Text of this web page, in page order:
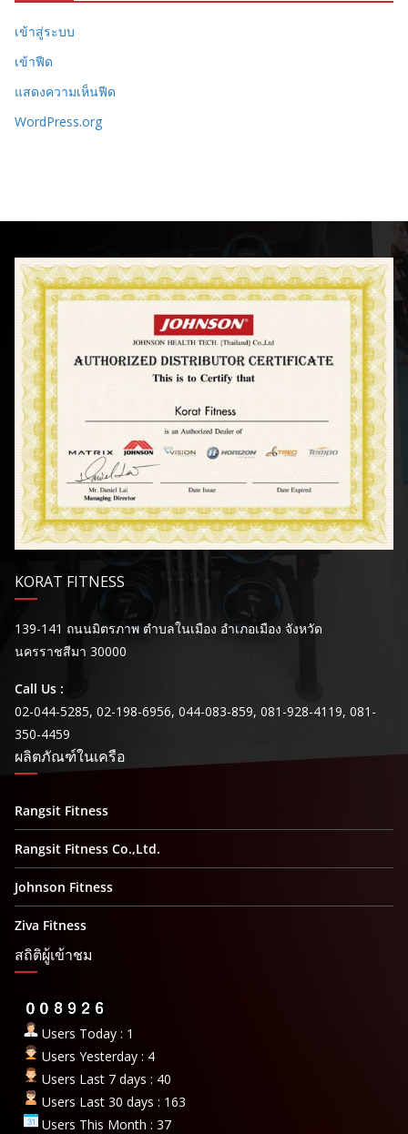
เข้าสู่ระบบ
เข้าฟีด
แสดงความเห็นฟีด
WordPress.org
KORAT FITNESS
139-141 ถนนมิตรภาพ ตำบลในเมือง อำเภอเมือง จังหวัด
นครราชสีมา 30000
Call Us :
02-044-5285, 02-198-6956, 044-083-859, 081-928-4119, 081-
350-4459
ผลิตภัณฑ์ในเครือ
Rangsit Fitness
Rangsit Fitness Co.,Ltd.
Johnson Fitness
Ziva Fitness
สถิติผู้เข้าชม
Users Today : 1
Users Yesterday : 4
Users Last 7 days : 40
Users Last 30 days : 163
Users This Month : 37